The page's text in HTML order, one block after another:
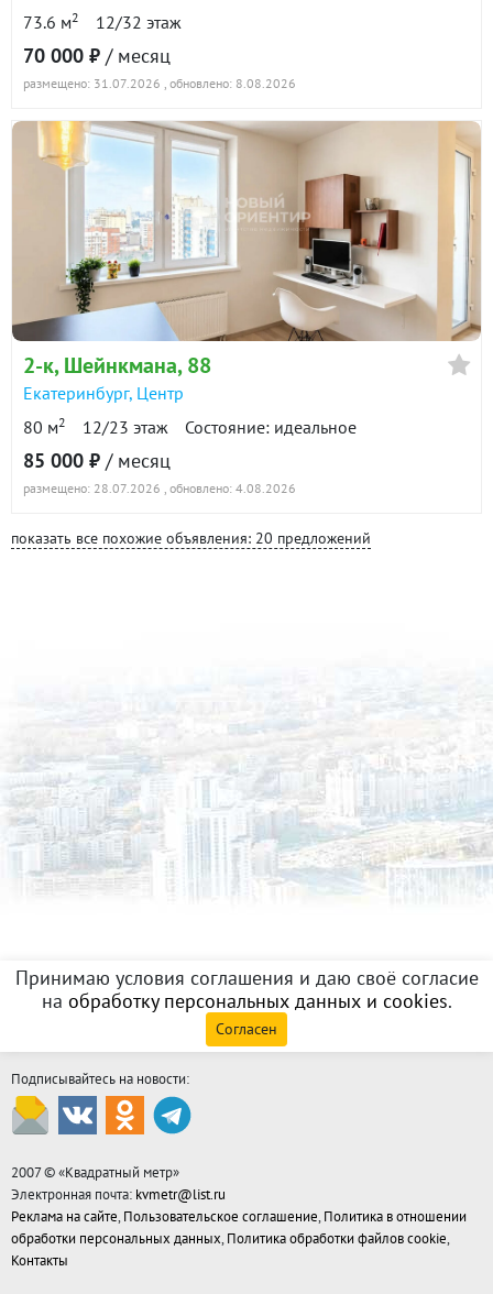
73.6 м2 12/32 этаж
70 000 ₽ / месяц
размещено: 31.07.2026 , обновлено: 8.08.2026
2-к, Шейнкмана, 88
Екатеринбург, Центр
80 м2 12/23 этаж Состояние: идеальное
85 000 ₽ / месяц
размещено: 28.07.2026 , обновлено: 4.08.2026
показать все похожие объявления: 20 предложений
Принимаю условия соглашения и даю своё согласие
на обработку персональных данных и cookies.
Согласен
Подписывайтесь на новости:
2007 © «Квадратный метр»
Электронная почта: kvmetr@list.ru
Реклама на сайте, Пользовательское соглашение, Политика в отношении
обработки персональных данных, Политика обработки файлов cookie,
Контакты